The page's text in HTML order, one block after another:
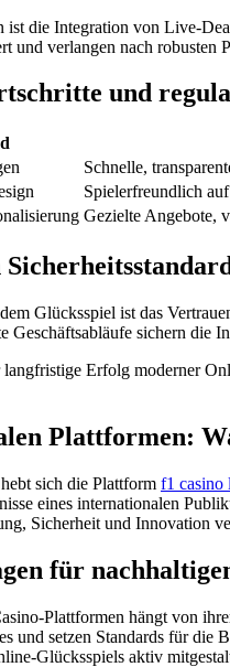
ist die Integration von Live-
und verlangen nach
und
Schnelle,
Spielerfreundlich
Gezielte Angebote,
Glücksspiel ist das
Geschäftsabläufe sichern die
Erfolg moderner
Plattformen:
sich die Plattform f1 casino
eines internationalen
Sicherheit und Innovation
für
Plattformen hängt von
und setzen Standards für
Glücksspiels aktiv